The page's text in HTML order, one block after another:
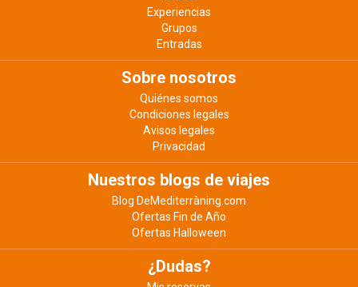
Experiencias
Grupos
Entradas
Sobre nosotros
Quiénes somos
Condiciones legales
Avisos legales
Privacidad
Nuestros blogs de viajes
Blog DeMediterràning.com
Ofertas Fin de Año
Ofertas Halloween
¿Dudas?